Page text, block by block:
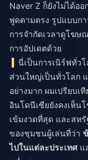
Naver Z ก็ยังไม่ได้อ
พูดตามตรง รูปแบบก
การจำกัดเวลาดูโฆษ
การอัปเดตด้วย
นี่เป็นการเนิร์ฟทั่ว
ส่วนใหญ่เป็นทั่วโลก
อย่างมาก ผมเปรียบ
อินโดนีเซียยังคงเห็น
เข้มงวดที่สุด และสห
ของชุมชนผู้เล่นที่ว่า
ไปในแต่ละประเทศแ